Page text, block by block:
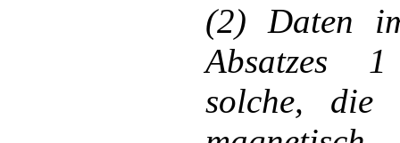
(2) Daten
Absatzes
solche, die